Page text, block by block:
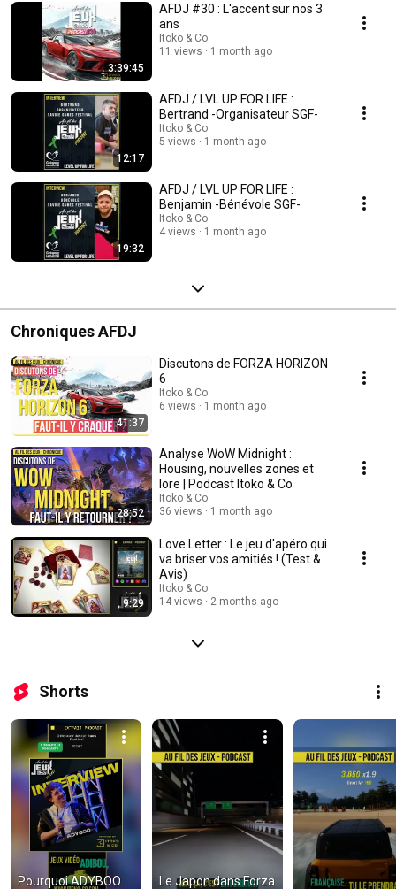
3:39:45
AFDJ #30 : L'accent sur nos 3
ans
Itoko & Co
11 views
1 month ago
12:17
AFDJ / LVL UP FOR LIFE :
Bertrand -Organisateur SGF-
Itoko & Co
5 views
1 month ago
19:32
AFDJ / LVL UP FOR LIFE :
Benjamin -Bénévole SGF-
Itoko & Co
4 views
1 month ago
Chroniques AFDJ
41:37
Discutons de FORZA HORIZON
6
Itoko & Co
6 views
1 month ago
28:52
Analyse WoW Midnight :
Housing, nouvelles zones et
lore | Podcast Itoko & Co
Itoko & Co
36 views
1 month ago
9:29
Love Letter : Le jeu d'apéro qui
va briser vos amitiés ! (Test &
Avis)
Itoko & Co
14 views
2 months ago
Shorts
Pourquoi ADYBOO
Le Japon dans Forza